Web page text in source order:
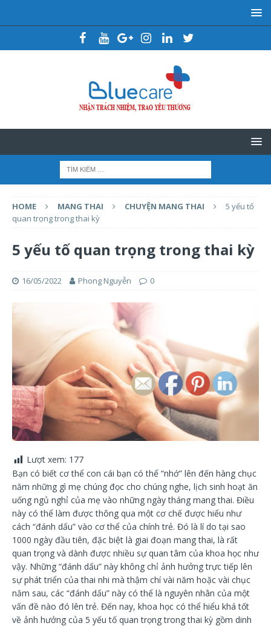
HOME MANG THAI CHUYỆN MANG THAI
5 yếu tố
quan trọng trong thai kỳ
5 yếu tố quan trọng trong thai kỳ
16/05/2022 Phong Nguyễn 0
Lượt xem: 177
Bạn có biết cơ thể con cái bạn có thể “nhớ” lên đến hàng chục
năm những gì mẹ chúng đọc cho chúng nghe, lịch sinh hoạt ăn
uống ngủ nghỉ của mẹ vào những ngày tháng mang thai. Điều
này có thể làm được thông qua một cơ chế được hiểu như
cách “đánh dấu” vào cơ thể của chính trẻ. Đó là lí do tại sao
1000 ngày đầu tiên, đặc biệt là giai đoạn mang thai, là rất
quan trọng và dành được nhiều sự quan tâm của khoa học như
vậy. Những “đánh dấu” này không chỉ ảnh hưởng trực tiếp lên
sự phát triển của thai nhi mà thậm chí vài năm hoặc vài chục
năm sau, các “đánh dấu” này có thể là nguyên nhân của một
vấn đề nào đó lên trẻ. Đến nay, khoa học có thể hiểu khá tốt
về ảnh hưởng của 5 yếu tố quan trọng trong thai kỳ gồm dinh